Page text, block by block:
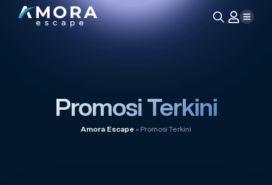
Promosi Terkini
Amora Escape » Promosi Terkini